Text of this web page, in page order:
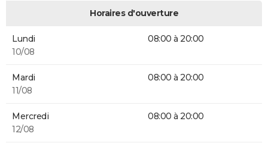
Horaires d'ouverture
Lundi
10/08
08:00 à 20:00
Mardi
11/08
08:00 à 20:00
Mercredi
12/08
08:00 à 20:00